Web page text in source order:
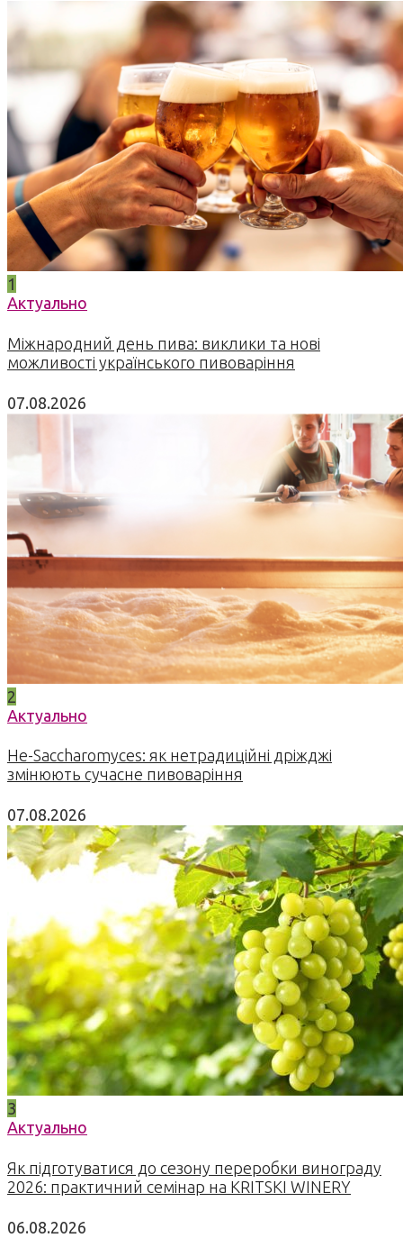
1
Актуально
Міжнародний день пива: виклики та нові
можливості українського пивоваріння
07.08.2026
2
Актуально
Не-Saccharomyces: як нетрадиційні дріжджі
змінюють сучасне пивоваріння
07.08.2026
3
Актуально
Як підготуватися до сезону переробки винограду
2026: практичний семінар на KRITSKI WINERY
06.08.2026